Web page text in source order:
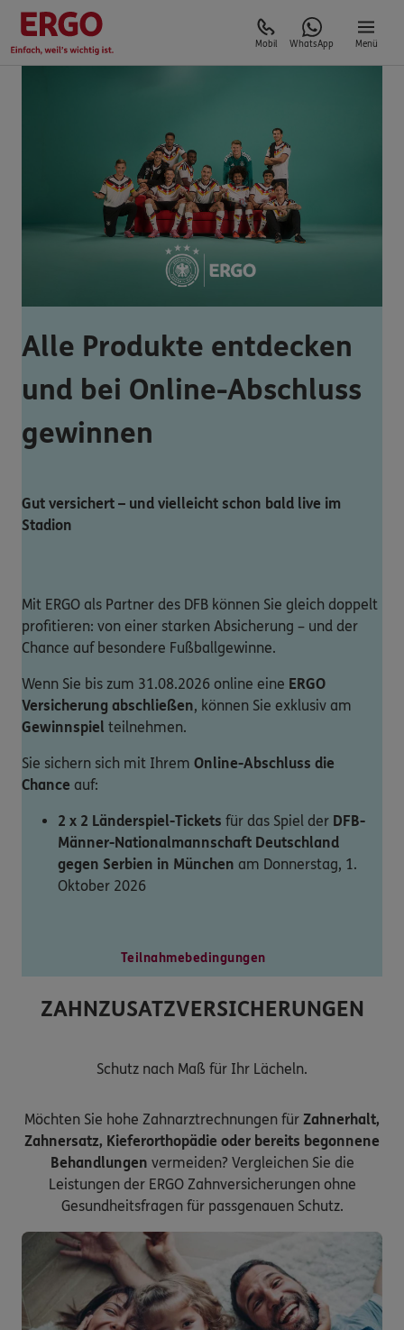
Mobil WhatsApp Menü
Alle Produkte entdecken
und bei Online-Abschluss
gewinnen
Gut versichert – und vielleicht schon bald live im
Stadion
Mit ERGO als Partner des DFB können Sie gleich doppelt
profitieren: von einer starken Absicherung – und der
Chance auf besondere Fußballgewinne.
Wenn Sie bis zum 31.08.2026 online eine ERGO
Versicherung abschließen, können Sie exklusiv am
Gewinnspiel teilnehmen.
Sie sichern sich mit Ihrem Online-Abschluss die
Chance auf:
2 x 2 Länderspiel-Tickets für das Spiel der DFB-
Männer-Nationalmannschaft Deutschland
gegen Serbien in München am Donnerstag, 1.
Oktober 2026
Teilnahmebedingungen
ZAHNZUSATZVERSICHERUNGEN
Schutz nach Maß für Ihr Lächeln.
Möchten Sie hohe Zahnarztrechnungen für Zahnerhalt,
Zahnersatz, Kieferorthopädie oder bereits begonnene
Behandlungen vermeiden? Vergleichen Sie die
Leistungen der ERGO Zahnversicherungen ohne
Gesundheitsfragen für passgenauen Schutz.